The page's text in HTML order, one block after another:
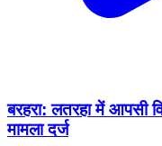
बरहरा: लतरहा में आपसी
मामला दर्ज